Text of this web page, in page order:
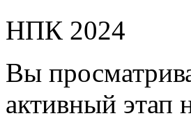
НПК 2024
Вы
активный этап